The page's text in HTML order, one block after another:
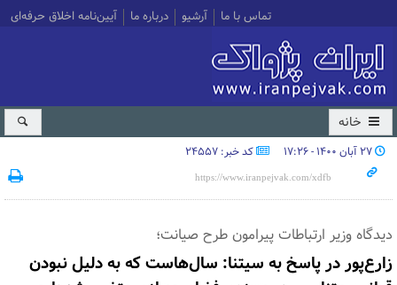
تماس با ما آرشیو درباره ما آیین‌نامه اخلاق حرفه‌ای
خانه
۲۷ آبان ۱۴۰۰ - ۱۷:۲۶ کد خبر: 24557
دیدگاه وزیر ارتباطات پیرامون طرح صیانت؛
زارع‌پور در پاسخ به سیتنا: سال‌هاست که به دلیل نبودن